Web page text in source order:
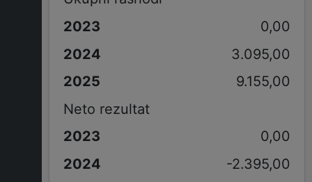
0,00
3.095,00
9.155,00
Neto rezultat
0,00
-2.395,00